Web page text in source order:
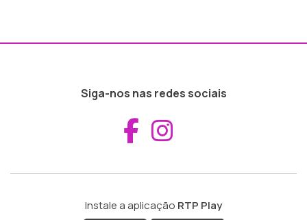
Siga-nos nas redes sociais
Aceder ao
Instale a aplicação RTP Play